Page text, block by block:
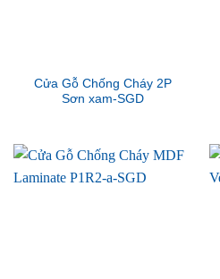
Cửa Gỗ Chống Cháy 2P
Sơn xam-SGD